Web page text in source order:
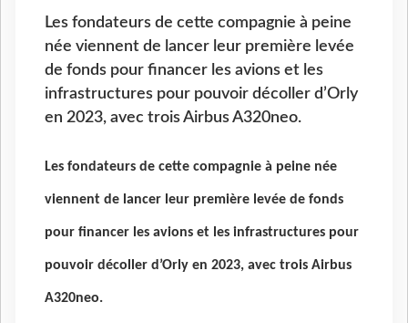
Les fondateurs de cette compagnie à peine
née viennent de lancer leur première levée
de fonds pour financer les avions et les
infrastructures pour pouvoir décoller d’Orly
en 2023, avec trois Airbus A320neo.
Les fondateurs de cette compagnie à peine née
viennent de lancer leur première levée de fonds
pour financer les avions et les infrastructures pour
pouvoir décoller d’Orly en 2023, avec trois Airbus
A320neo.